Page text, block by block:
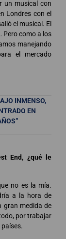
un musical con
Londres con el
el musical. El
Pero como a los
manejando
el mercado
INMENSO,
EN
End, ¿qué le
no es la mía.
a la hora de
gran medida de
por trabajar